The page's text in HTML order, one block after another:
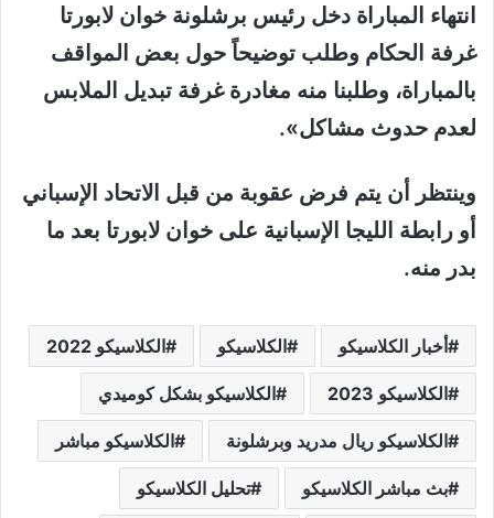
انتهاء المباراة دخل رئيس برشلونة خوان لابورتا
غرفة الحكام وطلب توضيحاً حول بعض المواقف
بالمباراة، وطلبنا منه مغادرة غرفة تبديل الملابس
لعدم حدوث مشاكل».
وينتظر أن يتم فرض عقوبة من قبل الاتحاد الإسباني
أو رابطة الليجا الإسبانية على خوان لابورتا بعد ما
بدر منه.
أخبار الكلاسيكو الكلاسيكو الكلاسيكو 2022
الكلاسيكو 2023 الكلاسيكو بشكل كوميدي
الكلاسيكو ريال مدريد وبرشلونة الكلاسيكو مباشر
بث مباشر الكلاسيكو تحليل الكلاسيكو